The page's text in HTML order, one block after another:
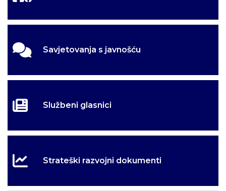
Savjetovanja s javnošću
Službeni glasnici
Strateški razvojni dokumenti